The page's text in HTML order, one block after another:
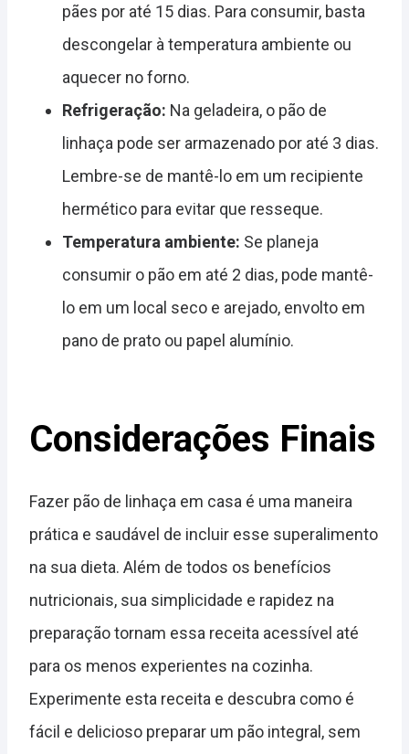
pães por até 15 dias. Para consumir, basta
descongelar à temperatura ambiente ou
aquecer no forno.
Refrigeração: Na geladeira, o pão de
linhaça pode ser armazenado por até 3 dias.
Lembre-se de mantê-lo em um recipiente
hermético para evitar que resseque.
Temperatura ambiente: Se planeja
consumir o pão em até 2 dias, pode mantê-
lo em um local seco e arejado, envolto em
pano de prato ou papel alumínio.
Considerações Finais
Fazer pão de linhaça em casa é uma maneira
prática e saudável de incluir esse superalimento
na sua dieta. Além de todos os benefícios
nutricionais, sua simplicidade e rapidez na
preparação tornam essa receita acessível até
para os menos experientes na cozinha.
Experimente esta receita e descubra como é
fácil e delicioso preparar um pão integral, sem